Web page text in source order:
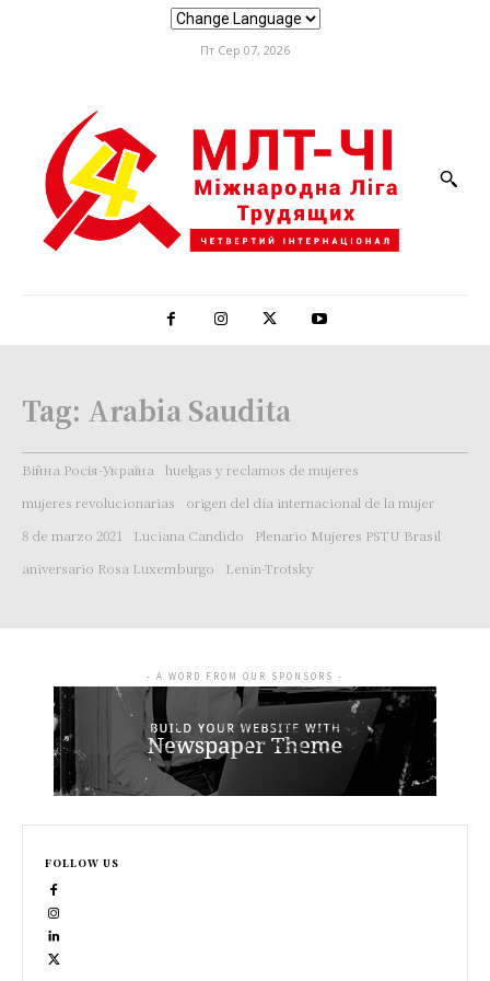
Пт Сер 07, 2026
Tag: Arabia Saudita
Війна Росія-Україна
huelgas y reclamos de mujeres
mujeres revolucionarias
origen del día internacional de la mujer
8 de marzo 2021
Luciana Candido
Plenario Mujeres PSTU Brasil
aniversario Rosa Luxemburgo
Lenin-Trotsky
- A WORD FROM OUR SPONSORS -
FOLLOW US